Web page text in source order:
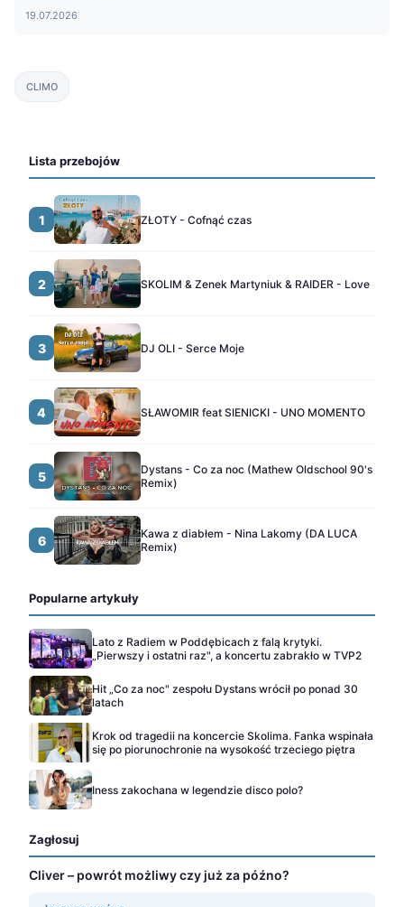
19.07.2026
CLIMO
Lista przebojów
1 ZŁOTY - Cofnąć czas
2 SKOLIM & Zenek Martyniuk & RAIDER - Love
3 DJ OLI - Serce Moje
4 SŁAWOMIR feat SIENICKI - UNO MOMENTO
5
Dystans - Co za noc (Mathew Oldschool 90's
Remix)
6
Kawa z diabłem - Nina Lakomy (DA LUCA
Remix)
Popularne artykuły
Lato z Radiem w Poddębicach z falą krytyki.
„Pierwszy i ostatni raz", a koncertu zabrakło w TVP2
Hit „Co za noc" zespołu Dystans wrócił po ponad 30
latach
Krok od tragedii na koncercie Skolima. Fanka wspinała
się po piorunochronie na wysokość trzeciego piętra
Iness zakochana w legendzie disco polo?
Zagłosuj
Cliver – powrót możliwy czy już za późno?